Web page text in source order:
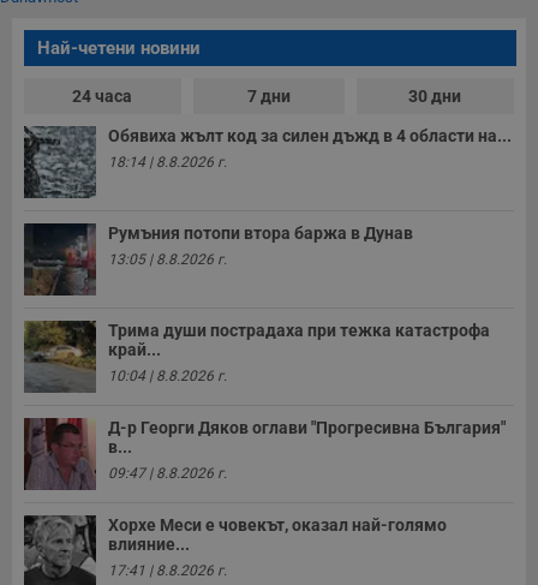
Най-четени новини
24 часа 7 дни 30 дни
Обявиха жълт код за силен дъжд в 4 области на...
18:14 | 8.8.2026 г.
Румъния потопи втора баржа в Дунав
13:05 | 8.8.2026 г.
Трима души пострадаха при тежка катастрофа
край...
10:04 | 8.8.2026 г.
Д-р Георги Дяков оглави "Прогресивна България"
в...
09:47 | 8.8.2026 г.
Хорхе Меси е човекът, оказал най-голямо
влияние...
17:41 | 8.8.2026 г.